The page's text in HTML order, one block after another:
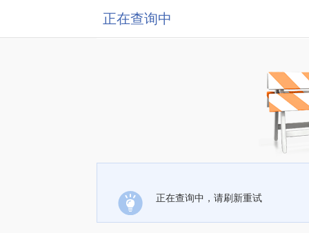
正在查询中
正在查询中，请刷新重试